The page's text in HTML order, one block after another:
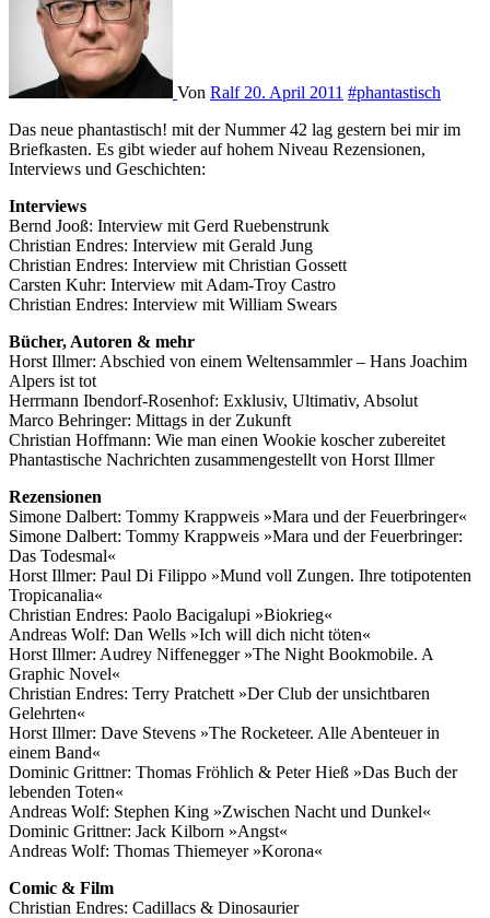
Von Ralf 20. April 2011 #phantastisch
Das neue phantastisch! mit der Nummer 42 lag gestern bei mir im
Briefkasten. Es gibt wieder auf hohem Niveau Rezensionen,
Interviews und Geschichten:
Interviews
Bernd Jooß: Interview mit Gerd Ruebenstrunk
Christian Endres: Interview mit Gerald Jung
Christian Endres: Interview mit Christian Gossett
Carsten Kuhr: Interview mit Adam-Troy Castro
Christian Endres: Interview mit William Swears
Bücher, Autoren & mehr
Horst Illmer: Abschied von einem Weltensammler – Hans Joachim
Alpers ist tot
Herrmann Ibendorf-Rosenhof: Exklusiv, Ultimativ, Absolut
Marco Behringer: Mittags in der Zukunft
Christian Hoffmann: Wie man einen Wookie koscher zubereitet
Phantastische Nachrichten zusammengestellt von Horst Illmer
Rezensionen
Simone Dalbert: Tommy Krappweis »Mara und der Feuerbringer«
Simone Dalbert: Tommy Krappweis »Mara und der Feuerbringer:
Das Todesmal«
Horst Illmer: Paul Di Filippo »Mund voll Zungen. Ihre totipotenten
Tropicanalia«
Christian Endres: Paolo Bacigalupi »Biokrieg«
Andreas Wolf: Dan Wells »Ich will dich nicht töten«
Horst Illmer: Audrey Niffenegger »The Night Bookmobile. A
Graphic Novel«
Christian Endres: Terry Pratchett »Der Club der unsichtbaren
Gelehrten«
Horst Illmer: Dave Stevens »The Rocketeer. Alle Abenteuer in
einem Band«
Dominic Grittner: Thomas Fröhlich & Peter Hieß »Das Buch der
lebenden Toten«
Andreas Wolf: Stephen King »Zwischen Nacht und Dunkel«
Dominic Grittner: Jack Kilborn »Angst«
Andreas Wolf: Thomas Thiemeyer »Korona«
Comic & Film
Christian Endres: Cadillacs & Dinosaurier